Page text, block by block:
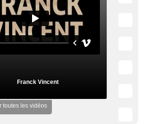
Franck Vincent
toutes les vidéos